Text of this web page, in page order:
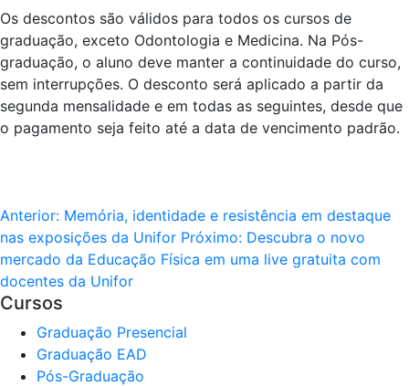
Os descontos são válidos para todos os cursos de
graduação, exceto Odontologia e Medicina. Na Pós-
graduação, o aluno deve manter a continuidade do curso,
sem interrupções. O desconto será aplicado a partir da
segunda mensalidade e em todas as seguintes, desde que
o pagamento seja feito até a data de vencimento padrão.
Anterior: Memória, identidade e resistência em destaque
nas exposições da Unifor Próximo: Descubra o novo
mercado da Educação Física em uma live gratuita com
docentes da Unifor
Cursos
Graduação Presencial
Graduação EAD
Pós-Graduação